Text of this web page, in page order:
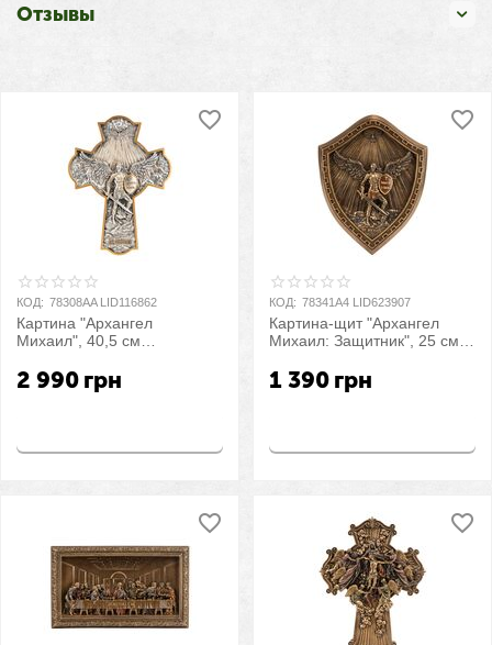
Отзывы
КОД: 78308AA LID116862
Картина "Архангел
Михаил", 40,5 см
2 990 грн
КОД: 78341A4 LID623907
Картина-щит "Архангел
Михаил: Защитник", 25 см
1 390 грн